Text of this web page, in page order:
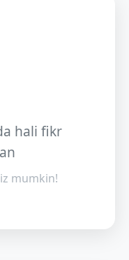
hali fikr
mumkin!